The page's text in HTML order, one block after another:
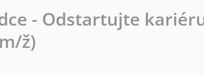
- Odstartujte
ž)